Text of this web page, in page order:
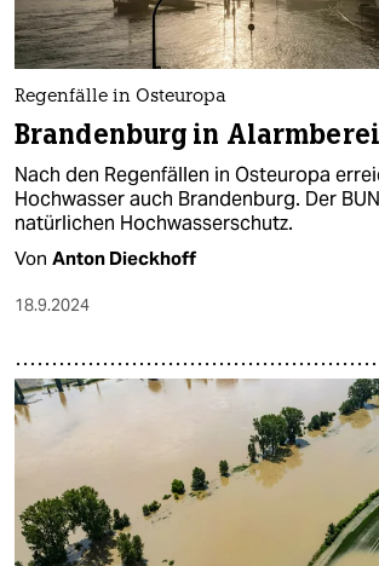
Regenfälle in Osteuropa
Brandenburg in
Nach den Regenfällen in Osteuropa
Hochwasser auch Brandenburg. Der
natürlichen Hochwasserschutz.
Von Anton Dieckhoff
18.9.2024